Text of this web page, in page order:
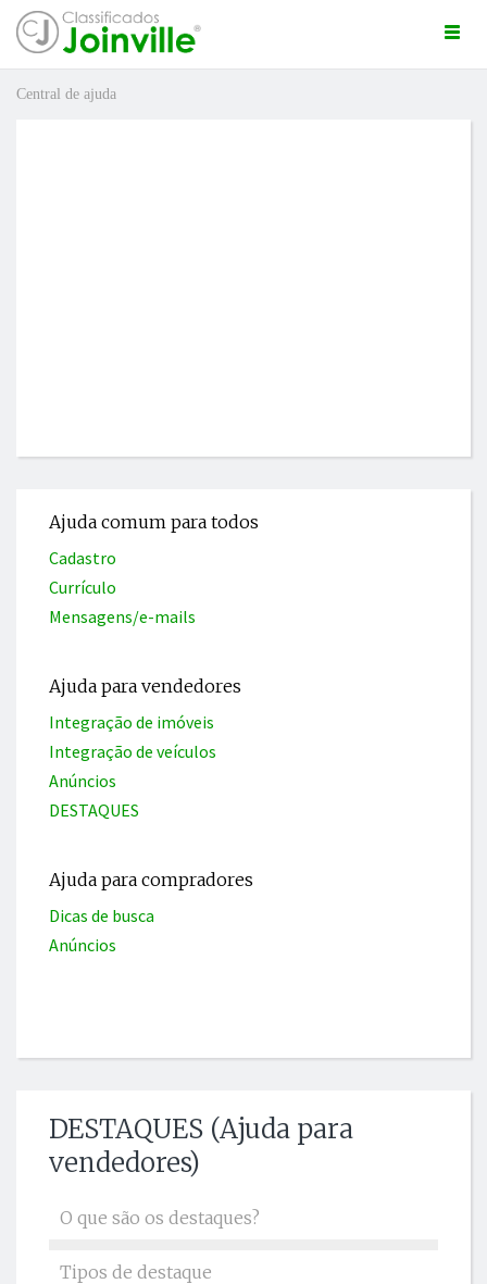
Central de ajuda
Ajuda comum para todos
Cadastro
Currículo
Mensagens/e-mails
Ajuda para vendedores
Integração de imóveis
Integração de veículos
Anúncios
DESTAQUES
Ajuda para compradores
Dicas de busca
Anúncios
DESTAQUES (Ajuda para
vendedores)
O que são os destaques?
Tipos de destaque